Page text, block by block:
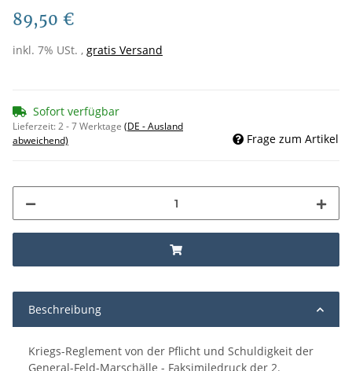
89,50 €
inkl. 7% USt. , gratis Versand
Sofort verfügbar
Lieferzeit:2 - 7 Werktage (DE - Ausland
abweichend)
Frage zum Artikel
Beschreibung
Kriegs-Reglement von der Pflicht und Schuldigkeit der
General-Feld-Marschälle - Faksimiledruck der 2.